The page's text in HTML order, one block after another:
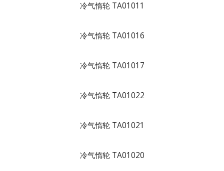
冷气惰轮 TA01011
冷气惰轮 TA01016
冷气惰轮 TA01017
冷气惰轮 TA01022
冷气惰轮 TA01021
冷气惰轮 TA01020